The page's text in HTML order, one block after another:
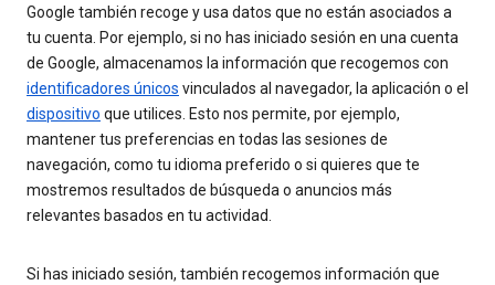
Google también recoge y usa datos que no están asociados a
tu cuenta. Por ejemplo, si no has iniciado sesión en una cuenta
de Google, almacenamos la información que recogemos con
identificadores únicos vinculados al navegador, la aplicación o el
dispositivo que utilices. Esto nos permite, por ejemplo,
mantener tus preferencias en todas las sesiones de
navegación, como tu idioma preferido o si quieres que te
mostremos resultados de búsqueda o anuncios más
relevantes basados en tu actividad.
Si has iniciado sesión, también recogemos información que